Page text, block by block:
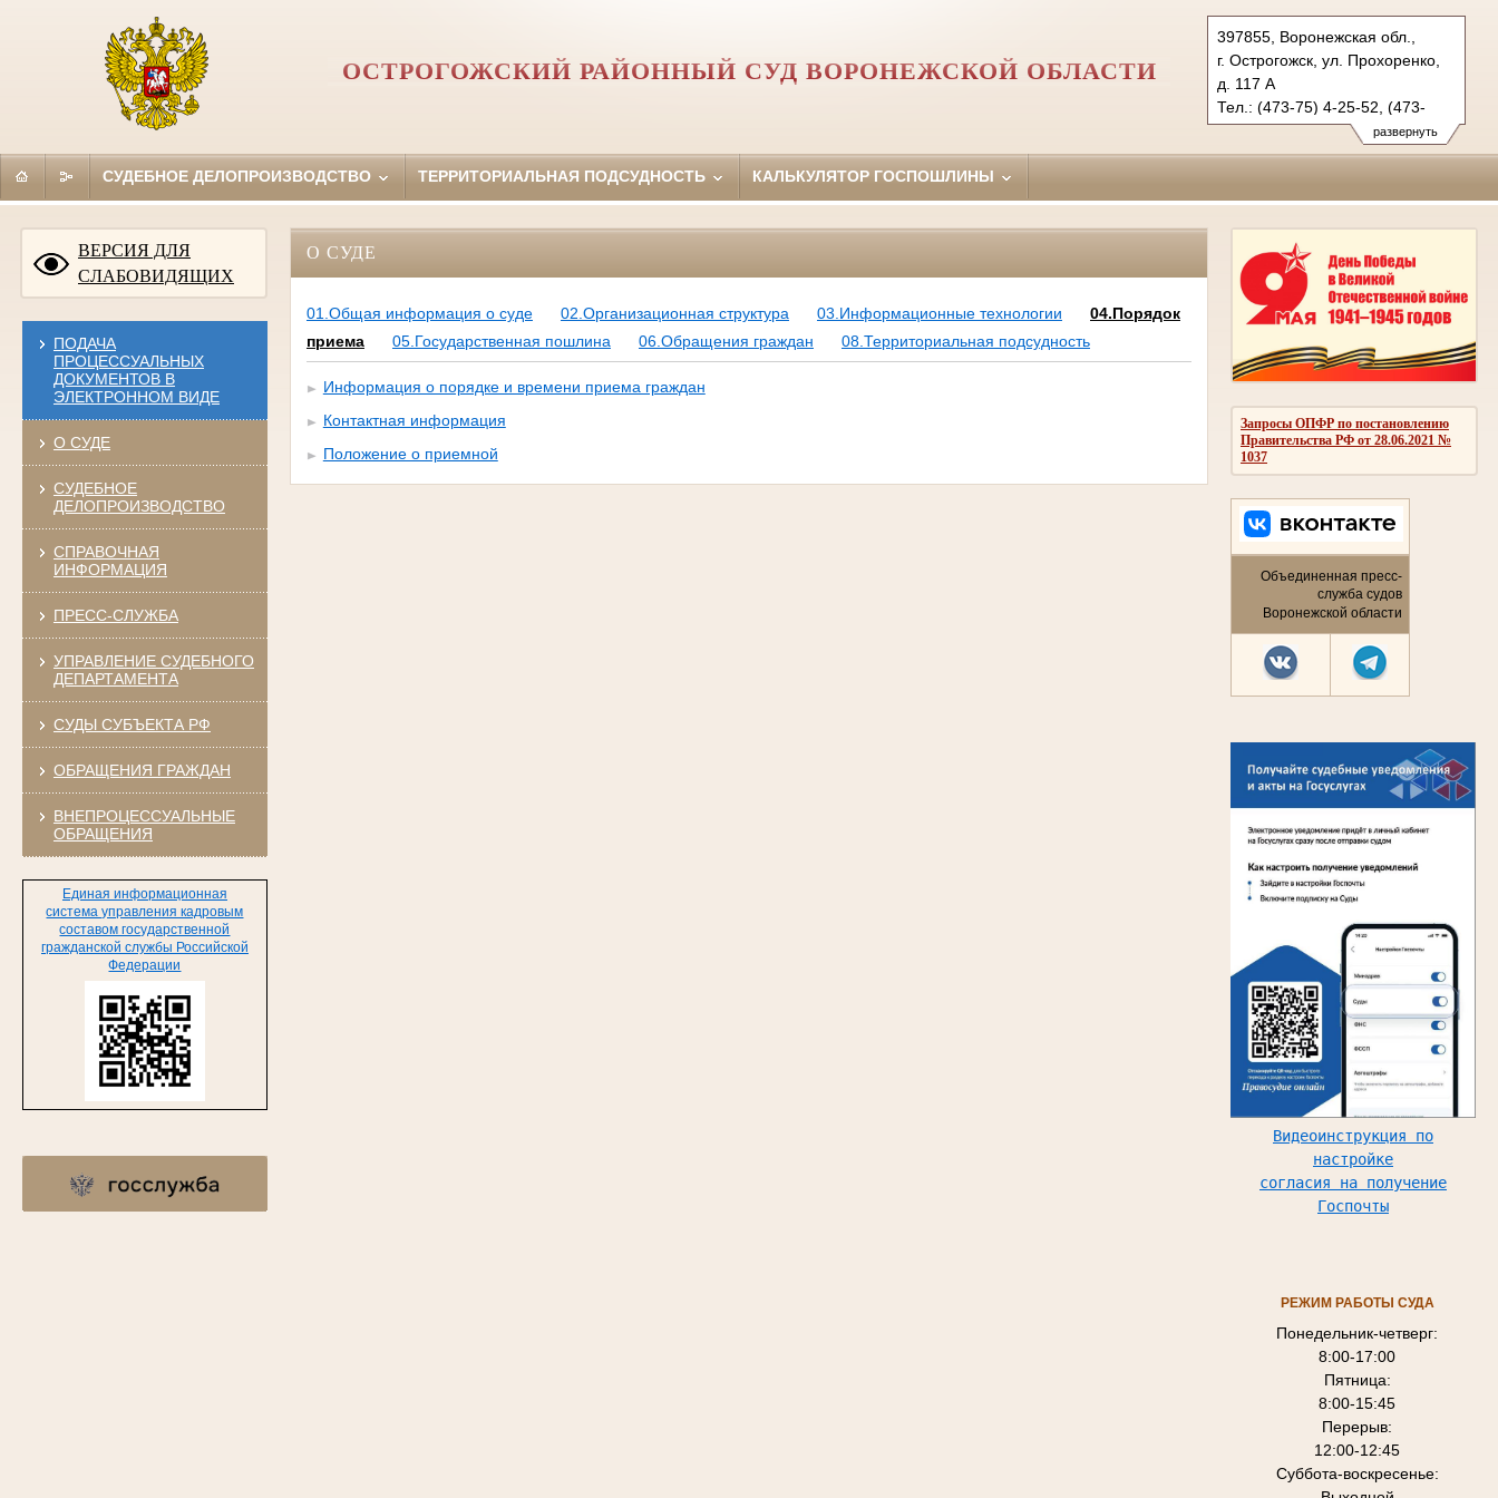
развернуть
397855, Воронежская обл.,
г. Острогожск, ул. Прохоренко,
д. 117 А
Тел.: (473-75) 4-25-52, (473-
74) 2-18-41, (47375) 4-01-
32 (ф.)
ОСТРОГОЖСКИЙ РАЙОННЫЙ СУД ВОРОНЕЖСКОЙ ОБЛАСТИ
СУДЕБНОЕ ДЕЛОПРОИЗВОДСТВО ТЕРРИТОРИАЛЬНАЯ ПОДСУДНОСТЬ КАЛЬКУЛЯТОР ГОСПОШЛИНЫ
ВЕРСИЯ ДЛЯ
СЛАБОВИДЯЩИХ
ПОДАЧА
ПРОЦЕССУАЛЬНЫХ
ДОКУМЕНТОВ В
ЭЛЕКТРОННОМ ВИДЕ
О СУДЕ
СУДЕБНОЕ
ДЕЛОПРОИЗВОДСТВО
СПРАВОЧНАЯ
ИНФОРМАЦИЯ
ПРЕСС-СЛУЖБА
УПРАВЛЕНИЕ СУДЕБНОГО
ДЕПАРТАМЕНТА
СУДЫ СУБЪЕКТА РФ
ОБРАЩЕНИЯ ГРАЖДАН
ВНЕПРОЦЕССУАЛЬНЫЕ
ОБРАЩЕНИЯ
Единая информационная
система управления кадровым
составом государственной
гражданской службы Российской
Федерации
Запросы ОПФР по постановлению
Правительства РФ от 28.06.2021 №
1037
Объединенная пресс-
служба судов
Воронежской области
Видеоинструкция по
настройке
согласия на получение
Госпочты
РЕЖИМ РАБОТЫ СУДА
Понедельник-четверг:
8:00-17:00
Пятница:
8:00-15:45
Перерыв:
12:00-12:45
Суббота-воскресенье:
О СУДЕ
01.Общая информация о суде 02.Организационная структура 03.Информационные технологии
04.Порядок
приема
05.Государственная пошлина 06.Обращения граждан 08.Территориальная подсудность
Информация о порядке и времени приема граждан
Контактная информация
Положение о приемной